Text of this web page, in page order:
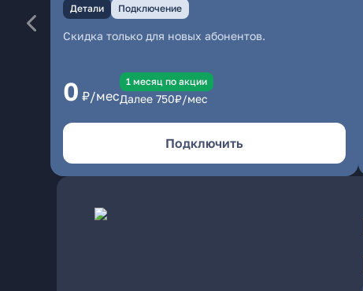
Детали Подключение
Скидка только для новых абонентов.
0 ₽/мес
1 месяц по акции
Далее 750₽/мес
Подключить